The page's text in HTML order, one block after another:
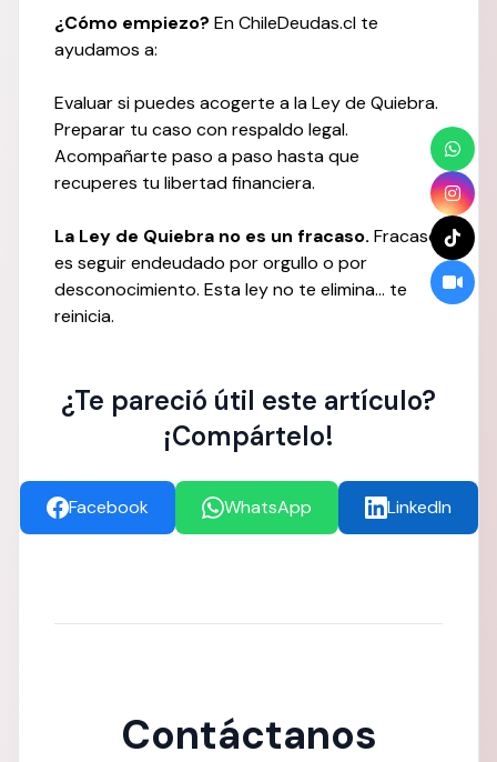
¿Cómo empiezo? En ChileDeudas.cl te
ayudamos a:
Evaluar si puedes acogerte a la Ley de Quiebra.
Preparar tu caso con respaldo legal.
Acompañarte paso a paso hasta que
recuperes tu libertad financiera.
La Ley de Quiebra no es un fracaso. Fracaso
es seguir endeudado por orgullo o por
desconocimiento. Esta ley no te elimina… te
reinicia.
¿Te pareció útil este artículo?
¡Compártelo!
Facebook WhatsApp LinkedIn
Contáctanos